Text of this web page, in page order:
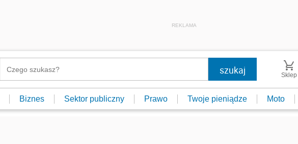
REKLAMA
Sklep
Biznes Sektor publiczny Prawo Twoje pieniądze Moto